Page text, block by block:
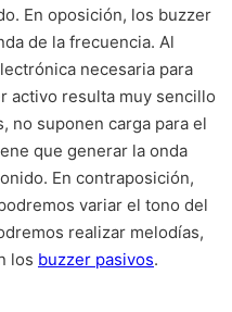
En oposición, los buzzer
de la frecuencia. Al
necesaria para
activo resulta muy sencillo
no suponen carga para el
que generar la onda
En contraposición,
variar el tono del
realizar melodías,
los buzzer pasivos.